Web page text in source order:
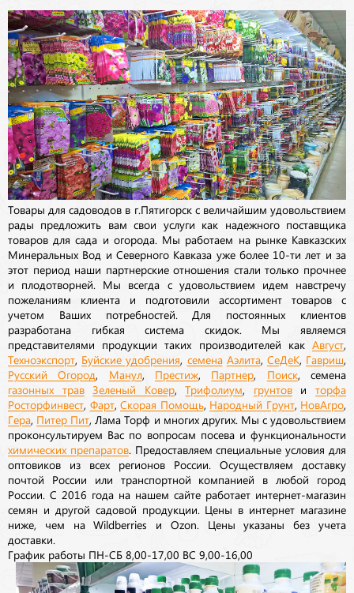
Товары для садоводов в г.Пятигорск с величайшим удовольствием
рады предложить вам свои услуги как надежного поставщика
товаров для сада и огорода. Мы работаем на рынке Кавказских
Минеральных Вод и Северного Кавказа уже более 10-ти лет и за
этот период наши партнерские отношения стали только прочнее
и плодотворней. Мы всегда с удовольствием идем навстречу
пожеланиям клиента и подготовили ассортимент товаров с
учетом Ваших потребностей. Для постоянных клиентов
разработана гибкая система скидок. Мы являемся
представителями продукции таких производителей как Август
Техноэкспорт Буйские удобрения семена Аэлита, СеДеК Гавриш
Русский Огород Манул, Престиж Партнер Поиск, семена
газонных трав Зеленый Ковер,Трифолиум грунтовиторфа
Росторфинвест Фарт, Скорая Помощь Народный Грунт, НовАгро
Гера Питер Пит , Лама Торф и многих других. Мы с удовольствием
проконсультируем Вас по вопросам посева и функциональности
химических препаратов. Предоставляем специальные условия для
оптовиков из всех регионов России. Осуществляем доставку
почтой России или транспортной компанией в любой город
России. С 2016 года на нашем сайте работает интернет-магазин
семян и другой садовой продукции. Цены в интернет магазине
ниже, чем на Wildberries и Ozon. Цены указаны без учета
доставки.
График работы ПН-СБ 8,00-17,00 ВС 9,00-16,00